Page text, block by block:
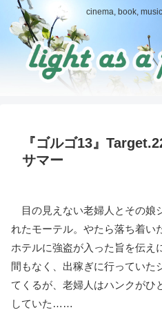
cinema, book,
『ゴルゴ13』
サマー
目の見えない老婦人とその娘
れたモーテル。やたら落ち着い
ホテルに強盗が入った旨を伝え
間もなく、出稼ぎに行っていた
てくるが、老婦人はハンクがひ
していた……